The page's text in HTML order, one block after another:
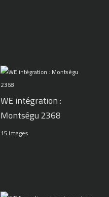
WE intégration :
Montségu 2368
15 Images